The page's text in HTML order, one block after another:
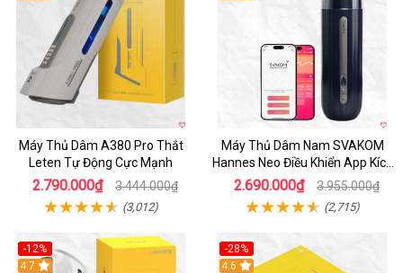
Máy Thủ Dâm A380 Pro Thắt
Leten Tự Động Cực Mạnh
2.790.000₫ 3.444.000₫
(3,012)
Máy Thủ Dâm Nam SVAKOM
Hannes Neo Điều Khiển App Kích
Thích
2.690.000₫ 3.955.000₫
(2,715)
-12%
Hot
4.7
-28%
Hot
4.6